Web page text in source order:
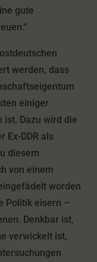
gute
werden, dass
einiger
Dazu wird die
Ex-DDR als
diesem
von einem
worden
Politik eisern –
Denkbar ist,
verwickelt ist,